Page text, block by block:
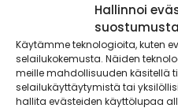
Hallinnoi
suostumusta
Käytämme teknologioita, kuten
selailukokemusta. Näiden
meille mahdollisuuden käsitellä
selailukäyttäytymistä tai
hallita evästeiden käyttölupaa